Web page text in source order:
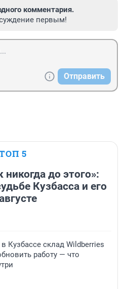
комментария.
первым!
Отправить
5
никогда до этого»:
Кузбасса и его
Кузбассе склад Wildberries
работу — что